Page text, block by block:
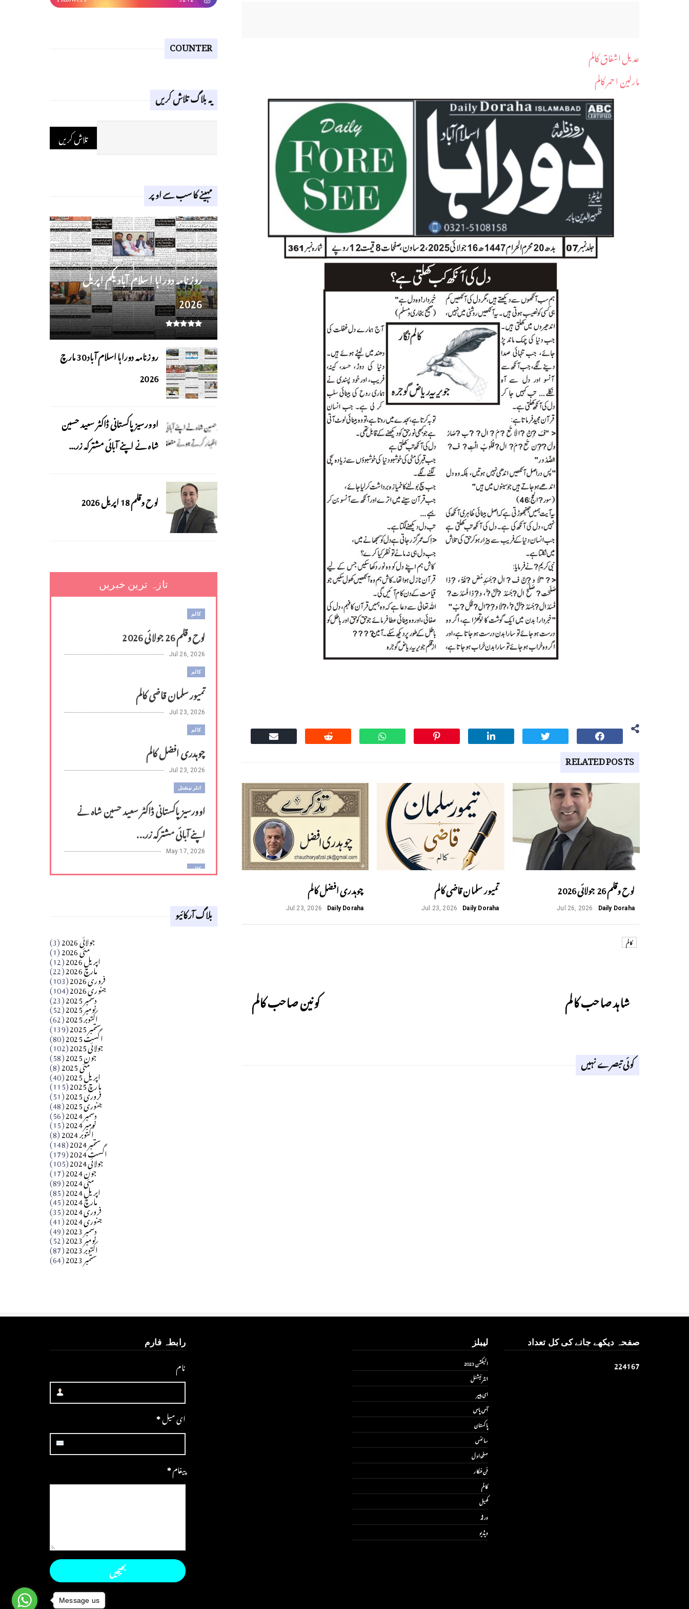
عدیل اشفاق کالم
مارلین ا حمر کالم
RELATED POSTS
لوح وقلم 26 جولائی 2026
Daily Doraha
Jul 26, 2026
تمیور سلمان قاضی کالم
Daily Doraha
Jul 23, 2026
چوہدری افضل کالم
Daily Doraha
Jul 23, 2026
کالم
شاہد صاحب کالم کونین صاحب کالم
کوئی تبصرے نہیں
COUNTER
یہ بلاگ تلاش کریں
مہینے کا سب سے اوپر
روز نامہ دوراہا اسلام آباد یکم اپریل
2026
روزنامہ دوراہا اسلام آباد 30 مارچ
2026
اوورسیز پاکستانی ڈاکٹر سعید حسین
شاہ نے اپنے آبائی مشترکہ زر...
لوح وقلم 18 اپریل 2026
تازہ ترین خبریں
کالم
لوح وقلم 26 جولائی 2026
Jul 26, 2026
کالم
تمیور سلمان قاضی کالم
Jul 23, 2026
کالم
چوہدری افضل کالم
Jul 23, 2026
انٹر نیشنل
اوورسیز پاکستانی ڈاکٹر سعید حسین شاہ نے
اپنے آبائی مشترکہ زر...
May 17, 2026
کالم
Apr 18, 2026
آزاد کشمیر جیسے احتجاج کی ضرورت ہے؟
​تحریر: عاصم نواز طاہرخیلی (غازی/ہری پور)
بلاگ آرکائیو
جولائی 2026 (3) مئی 2026 (1) اپریل 2026 (12) مارچ 2026 (22) فروری 2026 (103) جنوری 2026 (104) دسمبر 2025 (23) نومبر 2025 (52) اکتوبر 2025 (62) ستمبر 2025 (139) اگست 2025 (80) جولائی 2025 (102) جون 2025 (58) مئی 2025 (8) اپریل 2025 (40) مارچ 2025 (115) فروری 2025 (51) جنوری 2025 (48) دسمبر 2024 (56) نومبر 2024 (15) اکتوبر 2024 (8) ستمبر 2024 (148) اگست 2024 (179) جولائی 2024 (105) جون 2024 (17) مئی 2024 (89) اپریل 2024 (85) مارچ 2024 (45) فروری 2024 (35) جنوری 2024 (41) دسمبر 2023 (49) نومبر 2023 (52) اکتوبر 2023 (87) ستمبر 2023 (64)
صفحہ دیکھے جانے کی کل تعداد
224167
لیبلز
الیکشن 2023
انٹر نیشنل
ای پیپر
آس پاس
پاکستان
سائنس
صفحۂ اول
فن فنکار
کالم
کھیل
ورلڈ
ویڈیو
رابطہ فارم
نام
ای میل*
پیغام*
Message us